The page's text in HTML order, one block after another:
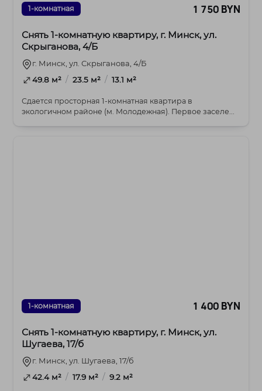
1-комнатная 1 750 BYN
Снять 1-комнатную квартиру, г. Минск, ул.
Скрыганова, 4/Б
г. Минск, ул. Скрыганова, 4/Б
49.8 м² / 23.5 м² / 13.1 м²
Сдается просторная 1-комнатная квартира в
экологичном районе (м. Молодежная). Первое заселе...
1-комнатная 1 400 BYN
Снять 1-комнатную квартиру, г. Минск, ул.
Шугаева, 17/б
г. Минск, ул. Шугаева, 17/б
42.4 м² / 17.9 м² / 9.2 м²